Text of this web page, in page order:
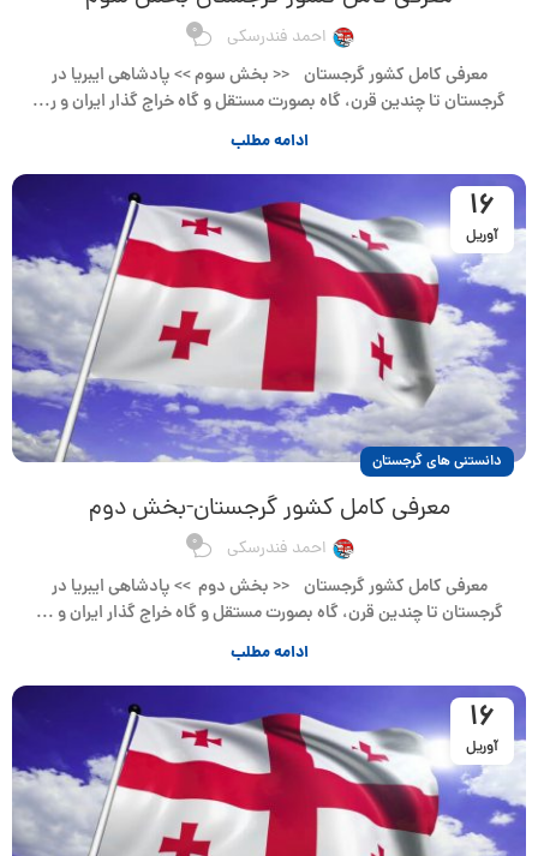
احمد فندرسکی 0
معرفی کامل کشور گرجستان << بخش سوم >> پادشاهی ایبریا در
گرجستان تا چندین قرن، گاه بصورت مستقل و گاه خراج گذار ایران و ر...
ادامه مطلب
16
آوریل
دانستنی های گرجستان
معرفی کامل کشور گرجستان-بخش دوم
احمد فندرسکی 0
معرفی کامل کشور گرجستان << بخش دوم >> پادشاهی ایبریا در
گرجستان تا چندین قرن، گاه بصورت مستقل و گاه خراج گذار ایران و ...
ادامه مطلب
16
آوریل